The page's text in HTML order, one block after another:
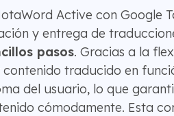
Active con Google
y entrega de
pasos. Gracias a la
traducido en
del usuario, lo que
cómodamente. Esta